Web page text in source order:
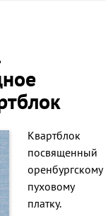
Квартблок
посвященный
оренбургскому
пуховому
платку.